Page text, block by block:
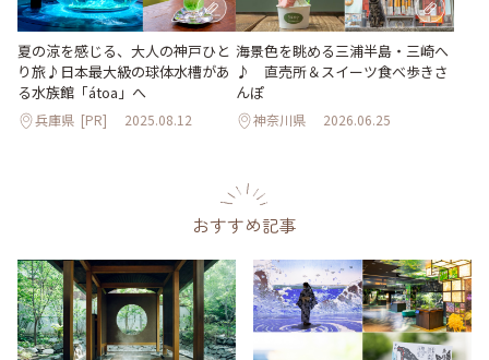
夏の涼を感じる、大人の神戸ひと
り旅♪日本最大級の球体水槽があ
る水族館「átoa」へ
兵庫県 [PR] 2025.08.12
海景色を眺める三浦半島・三崎へ
♪ 直売所＆スイーツ食べ歩きさ
んぽ
神奈川県 2026.06.25
おすすめ記事